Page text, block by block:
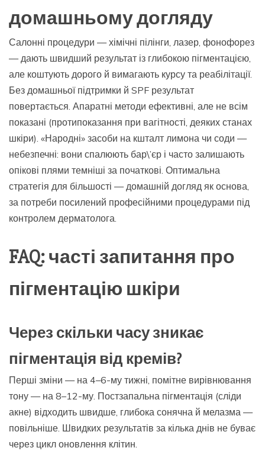
домашньому догляду
Салонні процедури — хімічні пілінги, лазер, фонофорез
— дають швидший результат із глибокою пігментацією,
але коштують дорого й вимагають курсу та реабілітації.
Без домашньої підтримки й SPF результат
повертається. Апаратні методи ефективні, але не всім
показані (протипоказання при вагітності, деяких станах
шкіри). «Народні» засоби на кшталт лимона чи соди —
небезпечні: вони спалюють бар\’єр і часто залишають
опікові плями темніші за початкові. Оптимальна
стратегія для більшості — домашній догляд як основа,
за потреби посилений професійними процедурами під
контролем дерматолога.
FAQ: часті запитання про
пігментацію шкіри
Через скільки часу зникає
пігментація від кремів?
Перші зміни — на 4–6-му тижні, помітне вирівнювання
тону — на 8–12-му. Постзапальна пігментація (сліди
акне) відходить швидше, глибока сонячна й мелазма —
повільніше. Швидких результатів за кілька днів не буває
через цикл оновлення клітин.